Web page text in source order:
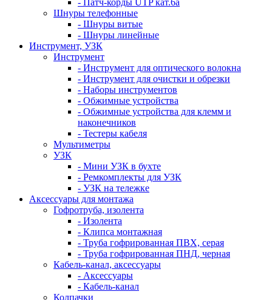
- Патч-корды UTP кат.6а
Шнуры телефонные
- Шнуры витые
- Шнуры линейные
Инструмент, УЗК
Инструмент
- Инструмент для оптического волокна
- Инструмент для очистки и обрезки
- Наборы инструментов
- Обжимные устройства
- Обжимные устройства для клемм и
наконечников
- Тестеры кабеля
Мультиметры
УЗК
- Мини УЗК в бухте
- Ремкомплекты для УЗК
- УЗК на тележке
Аксессуары для монтажа
Гофротруба, изолента
- Изолента
- Клипса монтажная
- Труба гофрированная ПВХ, серая
- Труба гофрированная ПНД, черная
Кабель-канал, аксессуары
- Аксессуары
- Кабель-канал
Колпачки